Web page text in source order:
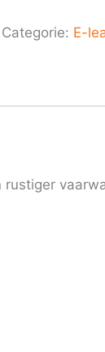
Categorie: E-